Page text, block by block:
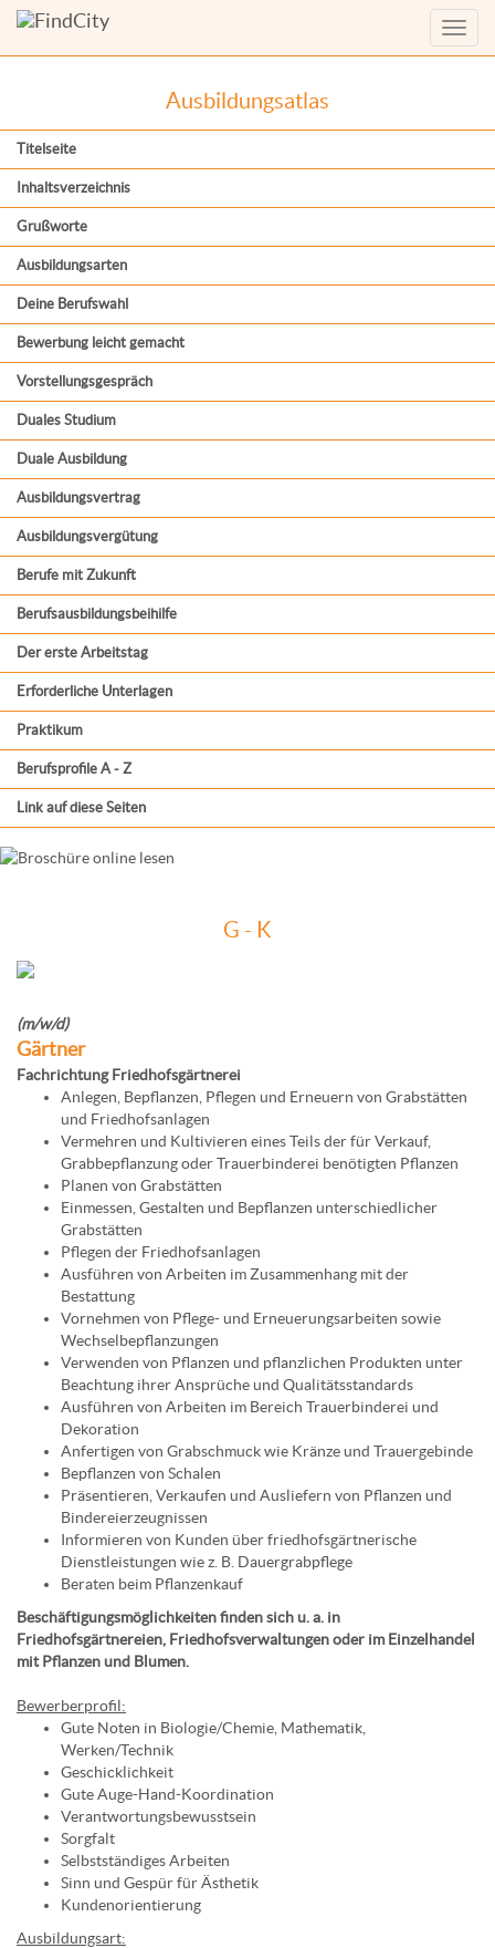
Menü
Ausbildungsatlas
Titelseite
Inhaltsverzeichnis
Grußworte
Ausbildungsarten
Deine Berufswahl
Bewerbung leicht gemacht
Vorstellungsgespräch
Duales Studium
Duale Ausbildung
Ausbildungsvertrag
Ausbildungsvergütung
Berufe mit Zukunft
Berufsausbildungsbeihilfe
Der erste Arbeitstag
Erforderliche Unterlagen
Praktikum
Berufsprofile A - Z
Link auf diese Seiten
G - K
(m/w/d)
Gärtner
Fachrichtung Friedhofsgärtnerei
Anlegen, Bepflanzen, Pflegen und Erneuern von Grabstätten
und Friedhofsanlagen
Vermehren und Kultivieren eines Teils der für Verkauf,
Grabbepflanzung oder Trauerbinderei benötigten Pflanzen
Planen von Grabstätten
Einmessen, Gestalten und Bepflanzen unterschiedlicher
Grabstätten
Pflegen der Friedhofsanlagen
Ausführen von Arbeiten im Zusammenhang mit der
Bestattung
Vornehmen von Pflege- und Erneuerungsarbeiten sowie
Wechselbepflanzungen
Verwenden von Pflanzen und pflanzlichen Produkten unter
Beachtung ihrer Ansprüche und Qualitätsstandards
Ausführen von Arbeiten im Bereich Trauerbinderei und
Dekoration
Anfertigen von Grabschmuck wie Kränze und Trauergebinde
Bepflanzen von Schalen
Präsentieren, Verkaufen und Ausliefern von Pflanzen und
Bindereierzeugnissen
Informieren von Kunden über friedhofsgärtnerische
Dienstleistungen wie z. B. Dauergrabpflege
Beraten beim Pflanzenkauf
Beschäftigungsmöglichkeiten finden sich u. a. in
Friedhofsgärtnereien, Friedhofsverwaltungen oder im Einzelhandel
mit Pflanzen und Blumen.
Bewerberprofil:
Gute Noten in Biologie/Chemie, Mathematik,
Werken/Technik
Geschicklichkeit
Gute Auge-Hand-Koordination
Verantwortungsbewusstsein
Sorgfalt
Selbstständiges Arbeiten
Sinn und Gespür für Ästhetik
Kundenorientierung
Ausbildungsart: